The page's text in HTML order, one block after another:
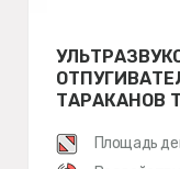
ТАРАКАНОВ
Площадь